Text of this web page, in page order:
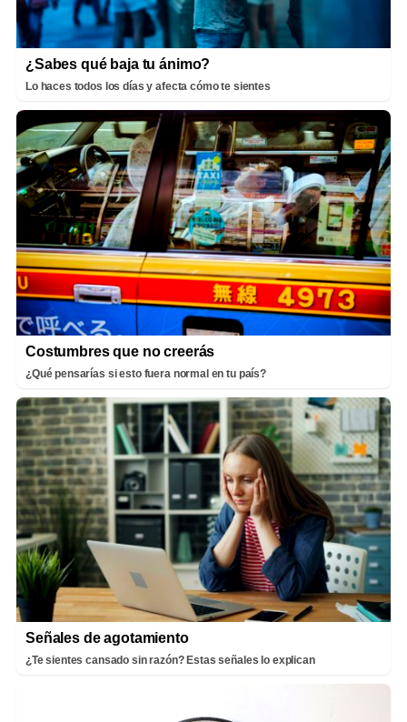
¿Sabes qué baja tu ánimo?
Lo haces todos los días y afecta cómo te sientes
Costumbres que no creerás
¿Qué pensarías si esto fuera normal en tu país?
Señales de agotamiento
¿Te sientes cansado sin razón? Estas señales lo explican